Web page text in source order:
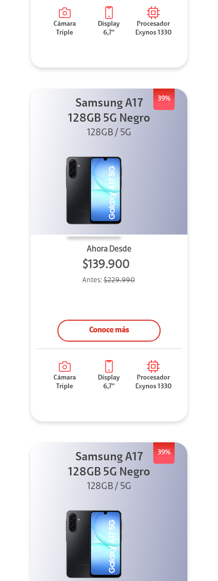
Cámara
Triple
Display
6,7"
Procesador
Exynos 1330
39%
Samsung A17
128GB 5G Negro
128GB / 5G
Ahora Desde
$139.900
Antes:$229.990
Conoce más
Cámara
Triple
Display
6,7"
Procesador
Exynos 1330
39%
Samsung A17
128GB 5G Negro
128GB / 5G